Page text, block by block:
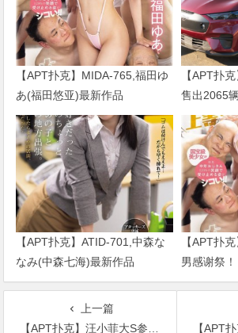
【APT扑克】MIDA-765,福田ゆ
あ(福田悠亚)最新作品
2026/09/01发布！
【APT扑
售出2065
七成
【APT扑克】ATID-701,中森な
なみ(中森七海)最新作品
2026/09/01发布！
【APT扑
男感谢祭
あ）解禁
上一篇
【APT扑克】汪小菲大S参加女儿毕业礼，看似恩爱甜蜜时小玥儿颜值成关注点
【APT扑克】长歌行李长